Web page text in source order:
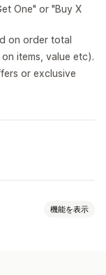
One" or "Buy X
on order total
items, value etc).
or exclusive
機能を表示